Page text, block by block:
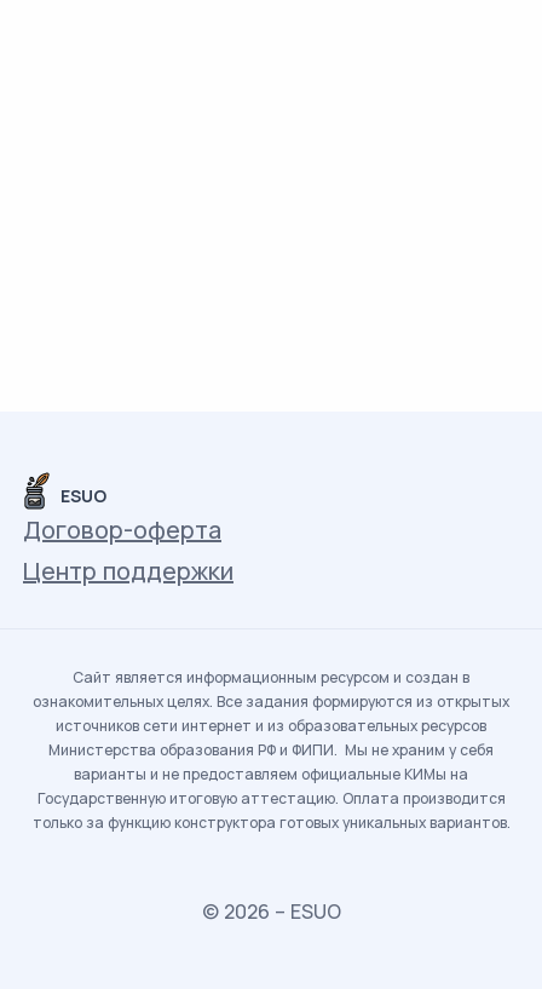
ESUO
Договор-оферта
Центр поддержки
Сайт является информационным ресурсом и создан в
ознакомительных целях. Все задания формируются из открытых
источников сети интернет и из образовательных ресурсов
Министерства образования РФ и ФИПИ. Мы не храним у себя
варианты и не предоставляем официальные КИМы на
Государственную итоговую аттестацию. Оплата производится
только за функцию конструктора готовых уникальных вариантов.
© 2026 – ESUO